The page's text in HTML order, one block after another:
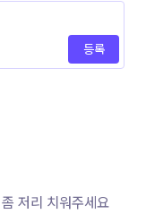
등록
저리 치워주세요